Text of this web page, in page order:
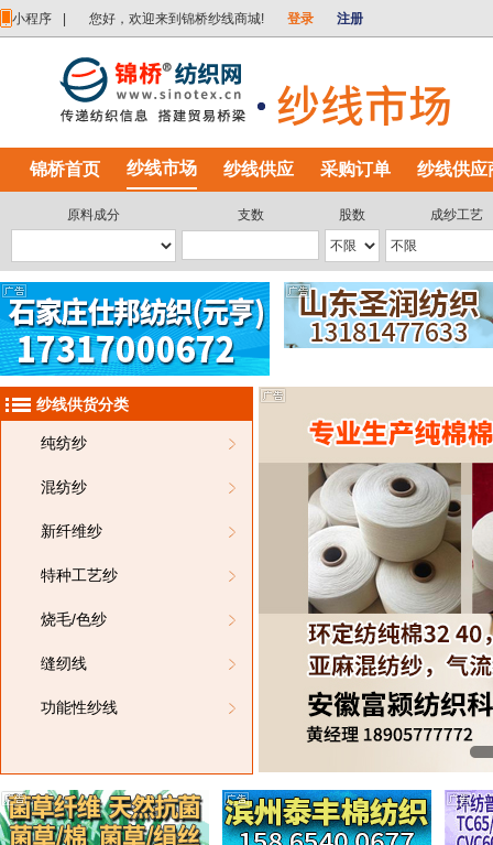
小程序 您好，欢迎来到锦桥纱线商城! 登录 注册
锦桥首页 纱线市场 纱线供应 采购订单 纱线供应
原料成分 支数 股数 成纱工艺
纱线供货分类
纯纺纱
混纺纱
新纤维纱
特种工艺纱
烧毛/色纱
缝纫线
功能性纱线